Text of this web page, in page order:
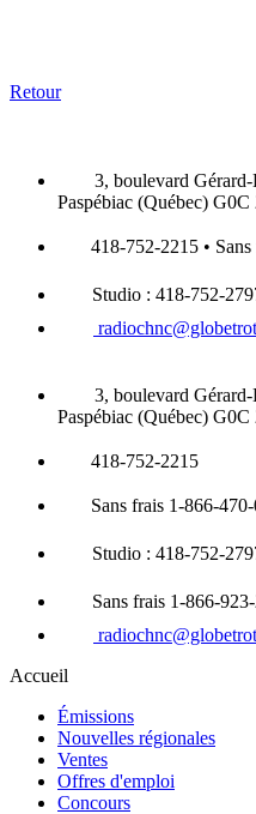
Retour
3, boulevard
Paspébiac (Québec)
418-752-2215 •
Studio : 418-752-
3, boulevard
Paspébiac (Québec)
418-752-2215
Sans frais 1-866-
Studio : 418-752-
Sans frais 1-866-
Accueil
Émissions
Nouvelles régionales
Ventes
Offres d'emploi
Concours